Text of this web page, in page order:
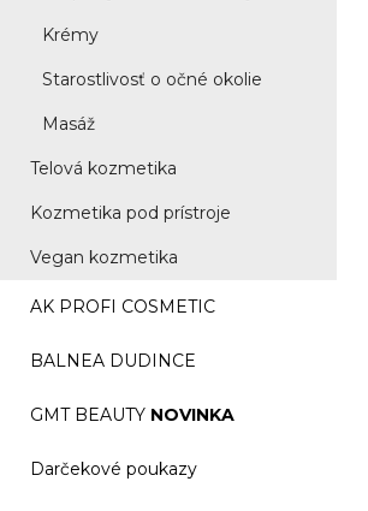
Krémy
Starostlivosť o očné okolie
Masáž
Telová kozmetika
Kozmetika pod prístroje
Vegan kozmetika
AK PROFI COSMETIC
BALNEA DUDINCE
GMT BEAUTY NOVINKA
Darčekové poukazy